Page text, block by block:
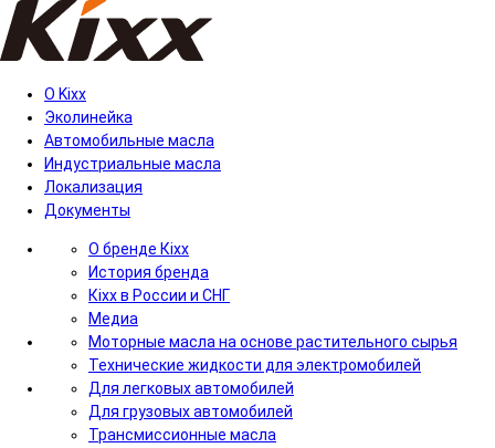
О Kixx
Эколинейка
Автомобильные масла
Индустриальные масла
Локализация
Документы
О бренде Кіхх
История бренда
Кіхx в России и СНГ
Медиа
Моторные масла на основе растительного сырья
Технические жидкости для электромобилей
Для легковых автомобилей
Для грузовых автомобилей
Трансмиссионные масла